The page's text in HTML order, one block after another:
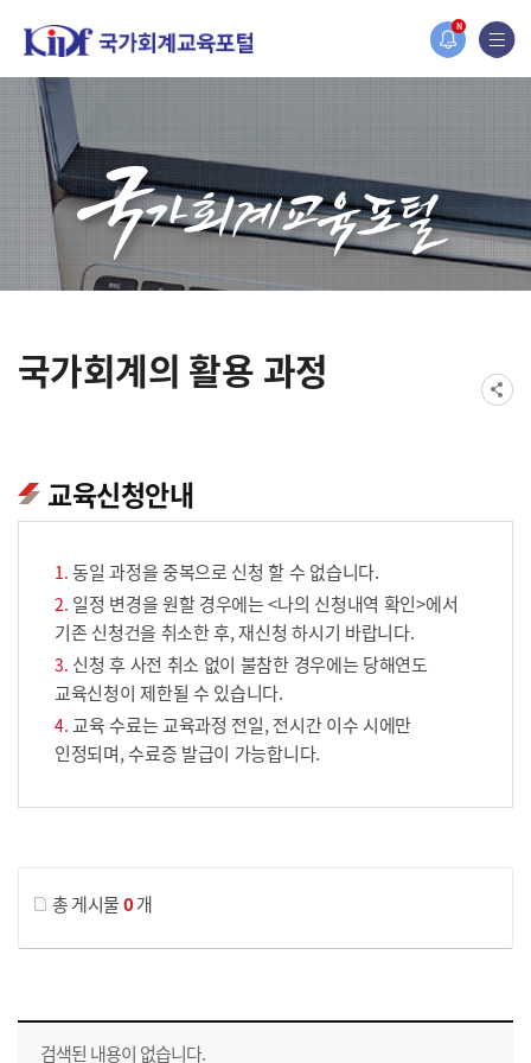
N
홈페이지가 새롭게 개편되었습니다.
한국조세재정연구원홈페이지가 새롭게 개설되었습니다.
국가회계의 활용 과정
교육신청안내
동일 과정을 중복으로 신청 할 수 없습니다.
일정 변경을 원할 경우에는 <나의 신청내역 확인>에서
기존 신청건을 취소한 후, 재신청 하시기 바랍니다.
신청 후 사전 취소 없이 불참한 경우에는 당해연도
교육신청이 제한될 수 있습니다.
교육 수료는 교육과정 전일, 전시간 이수 시에만
인정되며, 수료증 발급이 가능합니다.
총 게시물0개
교육신청 목록을 나타낸 표로 회차, 지역, 접수기간, 교육기간, 교육장소, 신청인원/모집인원, 상태로 나뉘어 설명합니다.
검색된 내용이 없습니다.